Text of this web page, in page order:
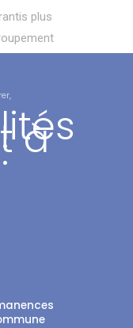
plus
à